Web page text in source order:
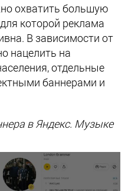
охватить большую
которой реклама
В зависимости от
нацелить на
отдельные
баннерами и
в Яндекс. Музыке